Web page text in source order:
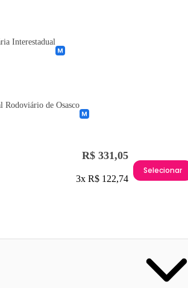
Interestadual
Rodoviário de Osasco
R$ 331,05
3x R$ 122,74
Selecionar